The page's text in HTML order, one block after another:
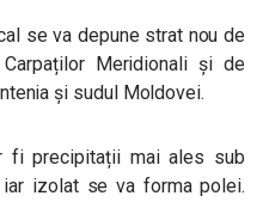
se va depune strat nou de
Meridionali și de
și sudul Moldovei.
fi precipitații mai ales sub
izolat se va forma polei.